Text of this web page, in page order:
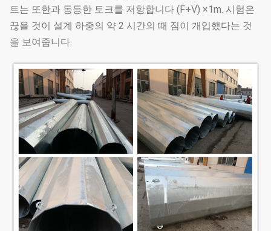
트는 또한과 동등한 토크를 저항합니다 (F+V) ×1m. 시험은
끊을 것이 설계 하중의 약 2 시간의 때 짐이 개입했다는 것
을 보여줍니다.